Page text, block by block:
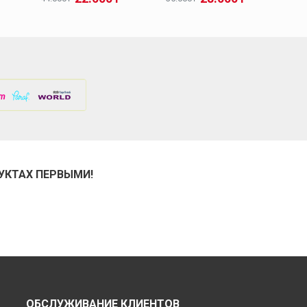
ПЕРВЫМИ!
ОБСЛУЖИВАНИЕ КЛИЕНТОВ